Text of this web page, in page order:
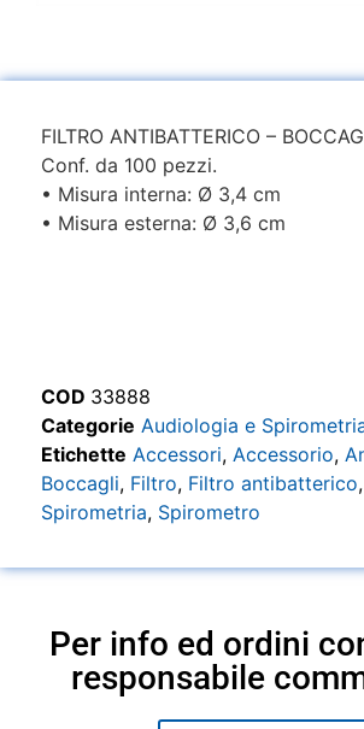
FILTRO ANTIBATTERICO –
Conf. da 100 pezzi.
• Misura interna: Ø 3,4 cm
• Misura esterna: Ø 3,6 cm
COD 33888
Categorie Audiologia e
Etichette Accessori, Accessorio,
Boccagli, Filtro, Filtro antibatterico,
Spirometria, Spirometro
Per info ed ordini
responsabile